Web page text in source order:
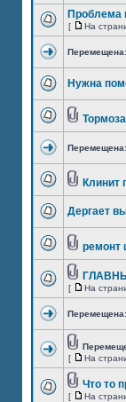
Проблема
[ На
Перемещена:
Нужна
Перемещена:
Клинит
Дергает
ремонт
[ На
Перемещена:
[ На
Что то
[ На